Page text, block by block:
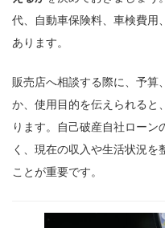
代、自動車保険料、車検費用
あります。
販売店へ相談する際に、予算
か、使用目的を伝えられると
ります。自己破産自社ローン
く、現在の収入や生活状況を
ことが重要です。